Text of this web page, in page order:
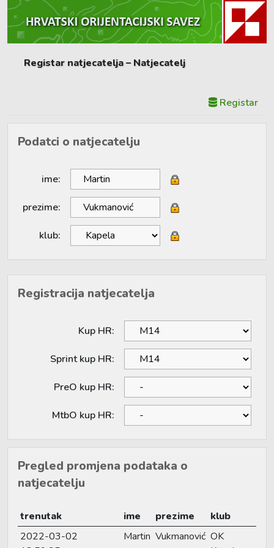
Registar natjecatelja – Natjecatelj
Registar
Podatci o natjecatelju
ime:
prezime:
klub:
Registracija natjecatelja
Kup HR:
Sprint kup HR:
PreO kup HR:
MtbO kup HR:
Pregled promjena podataka o
natjecatelju
trenutak ime prezime
klub
2022-03-02
Martin Vukmanović OK